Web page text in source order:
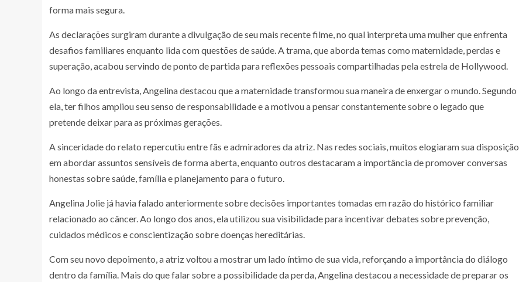
forma mais segura.
As declarações surgiram durante a divulgação de seu mais recente filme, no qual interpreta uma mulher que enfrenta
desafios familiares enquanto lida com questões de saúde. A trama, que aborda temas como maternidade, perdas e
superação, acabou servindo de ponto de partida para reflexões pessoais compartilhadas pela estrela de Hollywood.
Ao longo da entrevista, Angelina destacou que a maternidade transformou sua maneira de enxergar o mundo. Segundo
ela, ter filhos ampliou seu senso de responsabilidade e a motivou a pensar constantemente sobre o legado que
pretende deixar para as próximas gerações.
A sinceridade do relato repercutiu entre fãs e admiradores da atriz. Nas redes sociais, muitos elogiaram sua disposição
em abordar assuntos sensíveis de forma aberta, enquanto outros destacaram a importância de promover conversas
honestas sobre saúde, família e planejamento para o futuro.
Angelina Jolie já havia falado anteriormente sobre decisões importantes tomadas em razão do histórico familiar
relacionado ao câncer. Ao longo dos anos, ela utilizou sua visibilidade para incentivar debates sobre prevenção,
cuidados médicos e conscientização sobre doenças hereditárias.
Com seu novo depoimento, a atriz voltou a mostrar um lado íntimo de sua vida, reforçando a importância do diálogo
dentro da família. Mais do que falar sobre a possibilidade da perda, Angelina destacou a necessidade de preparar os